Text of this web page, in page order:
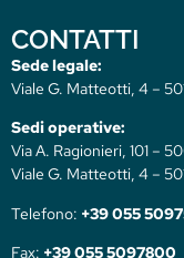
CONTATTI
Sede legale:
Viale G. Matteotti, 4 –
Sedi operative:
Via A. Ragionieri, 101 –
Viale G. Matteotti, 4 –
Telefono: +39 055
Fax: +39 055 5097800